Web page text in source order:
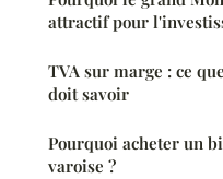
attractif pour
TVA sur marge : ce
doit savoir
Pourquoi acheter un
varoise ?